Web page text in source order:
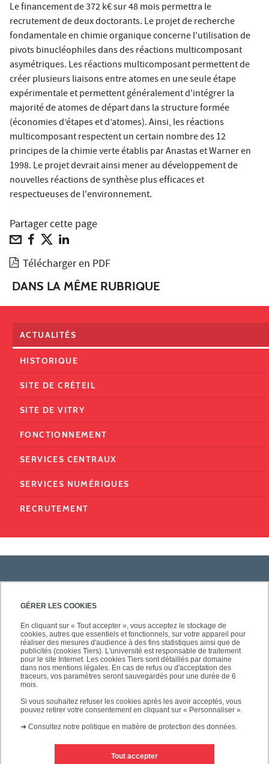
GÉRER LES COOKIES
En cliquant sur « Tout accepter », vous acceptez le stockage de
cookies, autres que essentiels et fonctionnels, sur votre appareil pour
réaliser des mesures d'audience à des fins statistiques ainsi que de
publicités (cookies Tiers). L'université est responsable de traitement
pour le site Internet. Les cookies Tiers sont détaillés par domaine
dans nos mentions légales. En cas de refus ou d'acceptation des
traceurs, vos paramètres seront sauvegardés pour une durée de 6
mois.
Si vous souhaitez refuser les cookies après les avoir acceptés, vous
pouvez retirer votre consentement en cliquant sur « Personnaliser ».
➜ Consultez notre politique en matière de protection des données.
Tout accepter
Le financement de 372 k€ sur 48 mois permettra le
recrutement de deux doctorants. Le projet de recherche
fondamentale en chimie organique concerne l'utilisation de
pivots binucléophiles dans des réactions multicomposant
asymétriques. Les réactions multicomposant permettent de
créer plusieurs liaisons entre atomes en une seule étape
expérimentale et permettent généralement d'intégrer la
majorité de atomes de départ dans la structure formée
(économies d’étapes et d’atomes). Ainsi, les réactions
multicomposant respectent un certain nombre des 12
principes de la chimie verte établis par Anastas et Warner en
1998. Le projet devrait ainsi mener au développement de
nouvelles réactions de synthèse plus efficaces et
respectueuses de l'environnement.
Partager cette page
Télécharger en PDF
DANS LA MÊME RUBRIQUE
ACTUALITÉS
HISTORIQUE
SITE DE CRÉTEIL
SITE DE VITRY
FONCTIONNEMENT
SERVICES CENTRAUX
SERVICES NUMÉRIQUES
RECRUTEMENT
PRATIQUE
ACCÈS RAPIDES
SUIVEZ-NOUS